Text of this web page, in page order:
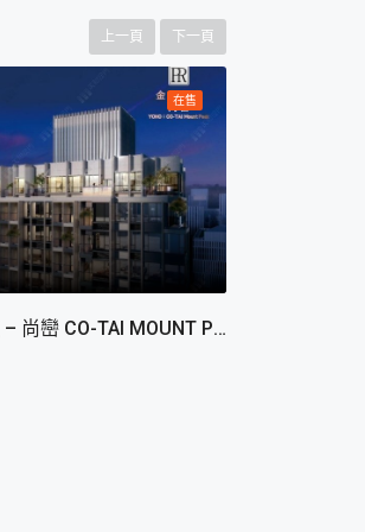
上一頁 下一頁
在售
金光大道 – 尚巒 CO-TAI MOUNT PEAK